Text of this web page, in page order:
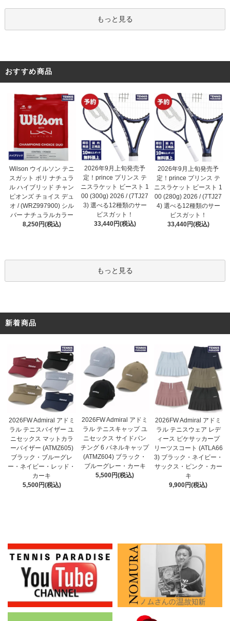
もっと見る
おすすめ商品
Wilson ウイルソン テニ
スガット ポリ ナチュラ
ル ハイブリッド チャン
ピオンズ チョイス デュ
オ / (WRZ997900) シル
バー ナチュラルカラー
8,250円(税込)
2026年9月上旬発売予
定！prince プリンス テ
ニスラケット ビースト 1
00 (300g) 2026 / (7TJ27
3) 選べる12種類のサー
ビスガット！
33,440円(税込)
2026年9月上旬発売予
定！prince プリンス テ
ニスラケット ビースト 1
00 (280g) 2026 / (7TJ27
4) 選べる12種類のサー
ビスガット！
33,440円(税込)
もっと見る
新着商品
2026FW Admiral アドミ
ラル テニスバイザー ユ
ニセックス マットカラ
ーバイザー (ATMZ605)
ブラック・ブルーグレ
ー・ネイビー・レッド・
カーキ
5,500円(税込)
2026FW Admiral アドミ
ラル テニスキャップ ユ
ニセックス サイドパン
チング 6 パネルキャップ
(ATMZ604) ブラック・
ブルーグレー・カーキ
5,500円(税込)
2026FW Admiral アドミ
ラル テニスウェア レデ
ィース ピケサッカープ
リーツスコート (ATLA66
3) ブラック・ネイビー・
サックス・ピンク・カー
キ
9,900円(税込)